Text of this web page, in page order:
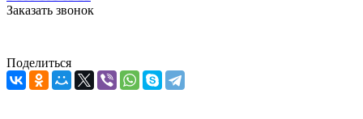
Заказать звонок
Поделиться